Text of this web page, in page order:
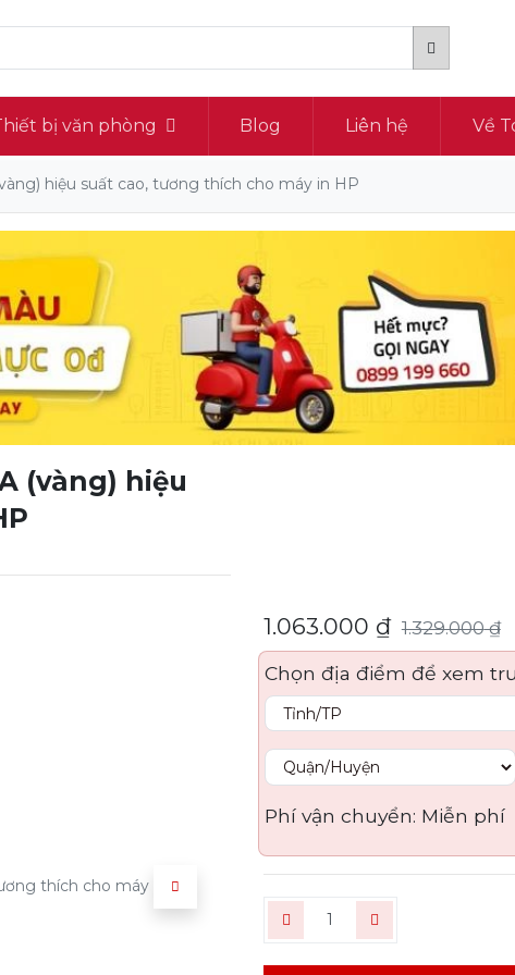
bị văn phòng Blog Liên hệ Về
hiệu suất cao, tương thích cho máy in HP
(vàng) hiệu
1.063.000 ₫ 1.329.000₫
Chọn địa điểm để xem
Phí vận chuyển: Miễn phí